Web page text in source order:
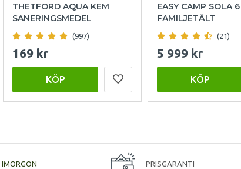
THETFORD AQUA KEM
SANERINGSMEDEL
(997)
169 kr
KÖP
EASY CAMP SOLA 6
FAMILJETÄLT
(21)
5 999 kr
KÖP
IMORGON PRISGARANTI